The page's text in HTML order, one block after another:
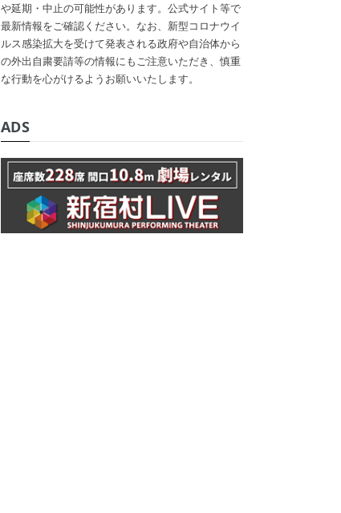
や延期・中止の可能性があります。公式サイト等で
最新情報をご確認ください。なお、新型コロナウイ
ルス感染拡大を受けて発表される政府や自治体から
の外出自粛要請等の情報にもご注意いただき、慎重
な行動を心がけるようお願いいたします。
ADS